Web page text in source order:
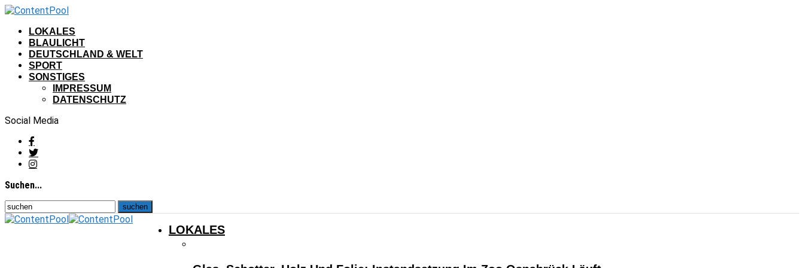
LOKALES
BLAULICHT
DEUTSCHLAND & WELT
SPORT
SONSTIGES
IMPRESSUM
DATENSCHUTZ
Social Media
Suchen...
LOKALES